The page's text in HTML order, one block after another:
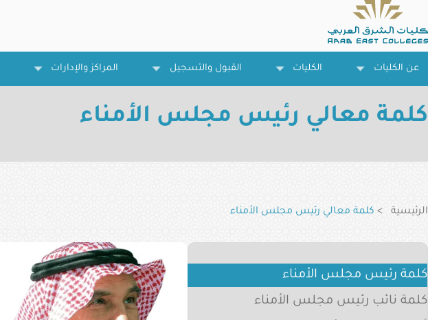
إلى
المحتوى
الرئيسي
عن الكليات الكليات القبول والتسجيل المراكز والإدارات
كلمة معالي رئيس مجلس الأمناء
التنقل
الرئيسية كلمة معالي رئيس مجلس الأمناء
كلمة رئيس مجلس الأمناء
كلمة نائب رئيس مجلس الأمناء